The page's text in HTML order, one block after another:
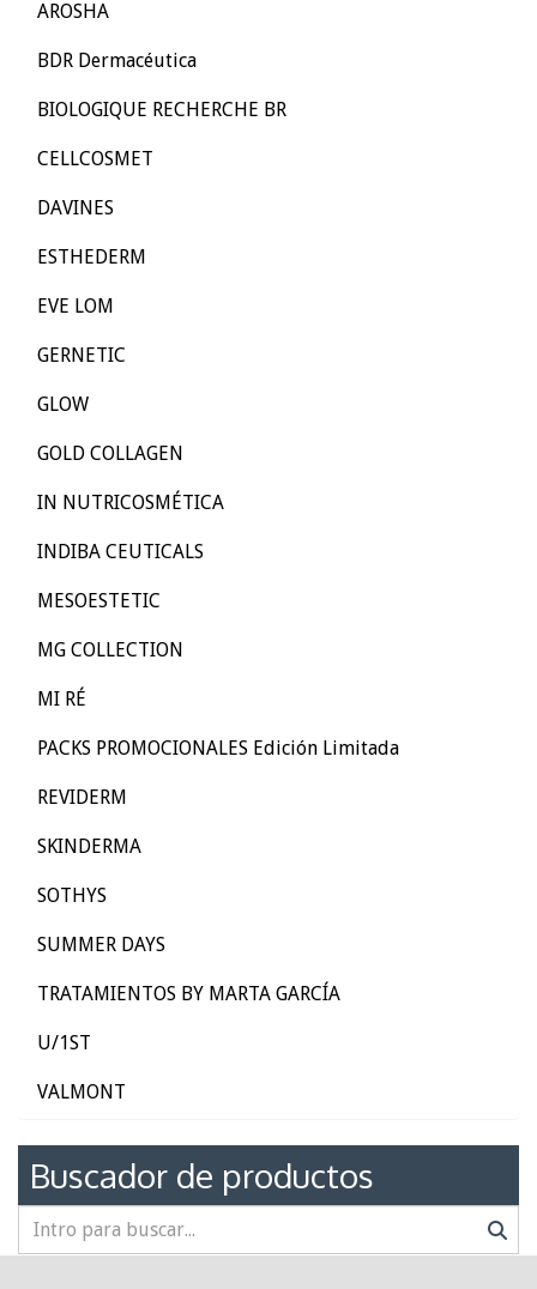
AROSHA
BDR Dermacéutica
BIOLOGIQUE RECHERCHE BR
CELLCOSMET
DAVINES
ESTHEDERM
EVE LOM
GERNETIC
GLOW
GOLD COLLAGEN
IN NUTRICOSMÉTICA
INDIBA CEUTICALS
MESOESTETIC
MG COLLECTION
MI RÉ
PACKS PROMOCIONALES Edición Limitada
REVIDERM
SKINDERMA
SOTHYS
SUMMER DAYS
TRATAMIENTOS BY MARTA GARCÍA
U/1ST
VALMONT
Buscador de productos